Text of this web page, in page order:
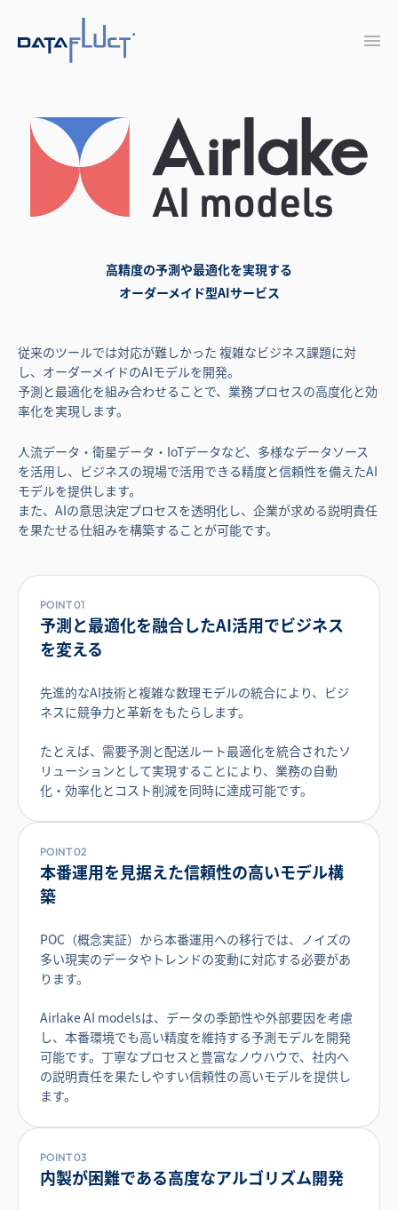
高精度の予測や最適化を実現する
オーダーメイド型AIサービス
従来のツールでは対応が難しかった 複雑なビジネス課題に対
し、オーダーメイドのAIモデルを開発。
予測と最適化を組み合わせることで、業務プロセスの高度化と効
率化を実現します。
人流データ・衛星データ・IoTデータなど、多様なデータソース
を活用し、 ビジネスの現場で活用できる精度と信頼性を備えたAI
モデルを提供します。
また、AIの意思決定プロセスを透明化し、 企業が求める説明責任
を果たせる仕組みを構築することが可能です。
POINT 01
予測と最適化を融合したAI活用でビジネス
を変える
先進的なAI技術と複雑な数理モデルの統合により、ビジ
ネスに競争力と革新をもたらします。
たとえば、需要予測と配送ルート最適化を統合されたソ
リューションとして実現することにより、業務の自動
化・効率化とコスト削減を同時に達成可能です。
POINT 02
本番運用を見据えた信頼性の高いモデル構
築
POC（概念実証）から本番運用への移行では、ノイズの
多い現実のデータやトレンドの変動に対応する必要があ
ります。
Airlake AI modelsは、データの季節性や外部要因を考慮
し、本番環境でも高い精度を維持する予測モデルを開発
可能です。丁寧なプロセスと豊富なノウハウで、社内へ
の説明責任を果たしやすい信頼性の高いモデルを提供し
ます。
POINT 03
内製が困難である高度なアルゴリズム開発